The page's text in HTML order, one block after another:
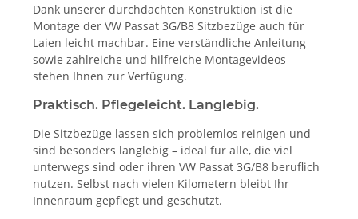
Dank unserer durchdachten Konstruktion ist die
Montage der VW Passat 3G/B8 Sitzbezüge auch für
Laien leicht machbar. Eine verständliche Anleitung
sowie zahlreiche und hilfreiche Montagevideos
stehen Ihnen zur Verfügung.
Praktisch. Pflegeleicht. Langlebig.
Die Sitzbezüge lassen sich problemlos reinigen und
sind besonders langlebig – ideal für alle, die viel
unterwegs sind oder ihren VW Passat 3G/B8 beruflich
nutzen. Selbst nach vielen Kilometern bleibt Ihr
Innenraum gepflegt und geschützt.